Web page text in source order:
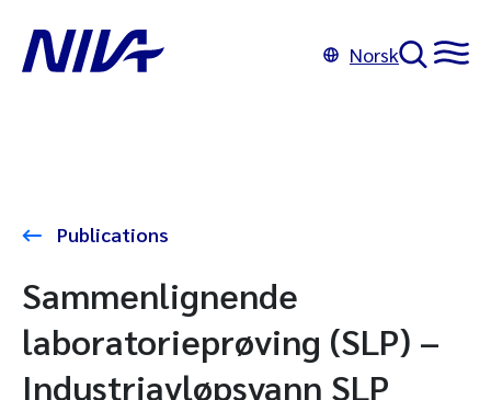
Norsk
Publications
Sammenlignende
laboratorieprøving (SLP) –
Industriavløpsvann SLP